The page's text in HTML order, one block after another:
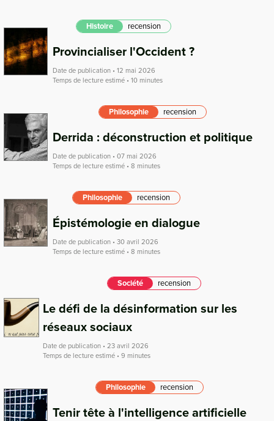
Histoire recension
Provincialiser l'Occident ?
Date de publication • 12 mai 2026
Temps de lecture estimé • 10 minutes
Philosophie recension
Derrida : déconstruction et politique
Date de publication • 07 mai 2026
Temps de lecture estimé • 8 minutes
Philosophie recension
Épistémologie en dialogue
Date de publication • 30 avril 2026
Temps de lecture estimé • 8 minutes
Société recension
Le défi de la désinformation sur les
réseaux sociaux
Date de publication • 23 avril 2026
Temps de lecture estimé • 9 minutes
Philosophie recension
Tenir tête à l'intelligence artificielle